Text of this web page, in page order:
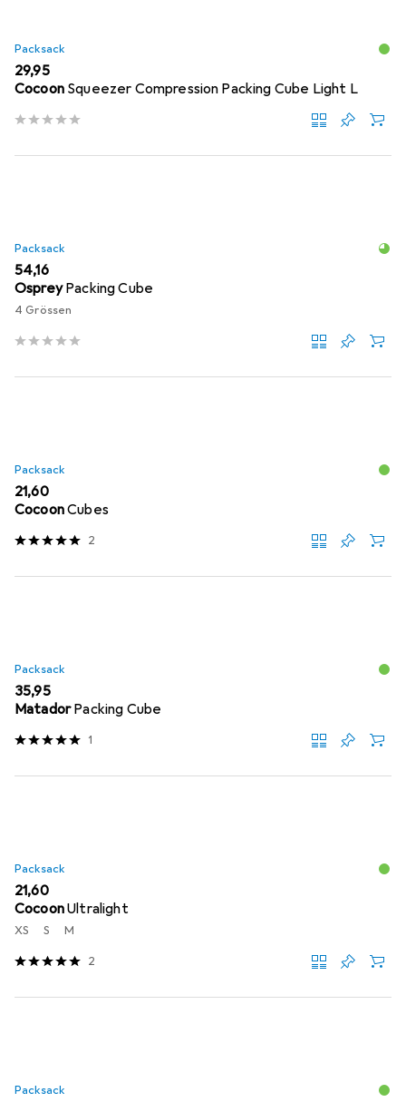
Packsack
EUR
29,95
Cocoon Squeezer Compression Packing Cube Light L
Packsack
EUR
54,16
Osprey Packing Cube
4 Grössen
Packsack
EUR
21,60
CocoonCubes
2
Packsack
EUR
35,95
MatadorPacking Cube
1
Packsack
EUR
21,60
CocoonUltralight
XS S M
2
Packsack